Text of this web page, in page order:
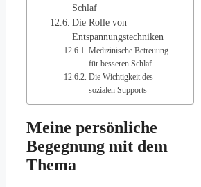
Schlaf
Die Rolle von
Entspannungstechniken
Medizinische Betreuung
für besseren Schlaf
Die Wichtigkeit des
sozialen Supports
Meine persönliche
Begegnung mit dem
Thema